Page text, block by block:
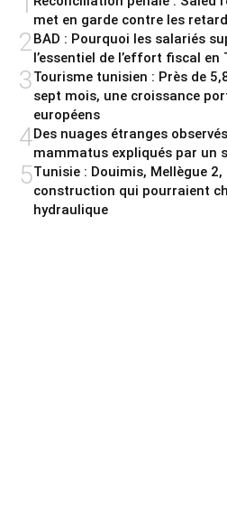
met en garde contre les
2BAD : Pourquoi les salariés
l’essentiel de l’effort fiscal en
3Tourisme tunisien : Près de
sept mois, une croissance
européens
4Des nuages étranges
mammatus expliqués par un
5Tunisie : Douimis, Mellègue
construction qui pourraient
hydraulique